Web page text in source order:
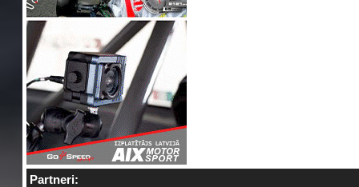
Partneri: